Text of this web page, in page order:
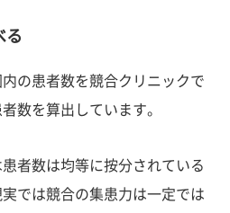
る
の患者数を競合クリニックで
数を算出しています。
者数は均等に按分されている
では競合の集患力は一定では